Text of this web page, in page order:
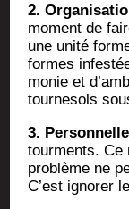
2.
moment de
une uni­té
formes
mo­nie et
tour­ne­sols
3.
tour­ments. Ce
pro­blème ne
C’est igno­rer